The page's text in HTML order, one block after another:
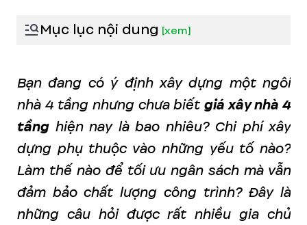
Mục lục nội dung [xem]
Bạn đang có ý định xây dựng một ngôi
nhà 4 tầng nhưng chưa biết giá xây nhà 4
tầnghiện nay là bao nhiêu? Chi phí xây
dựng phụ thuộc vào những yếu tố nào?
Làm thế nào để tối ưu ngân sách mà vẫn
đảm bảo chất lượng công trình? Đây là
những câu hỏi được rất nhiều gia chủ